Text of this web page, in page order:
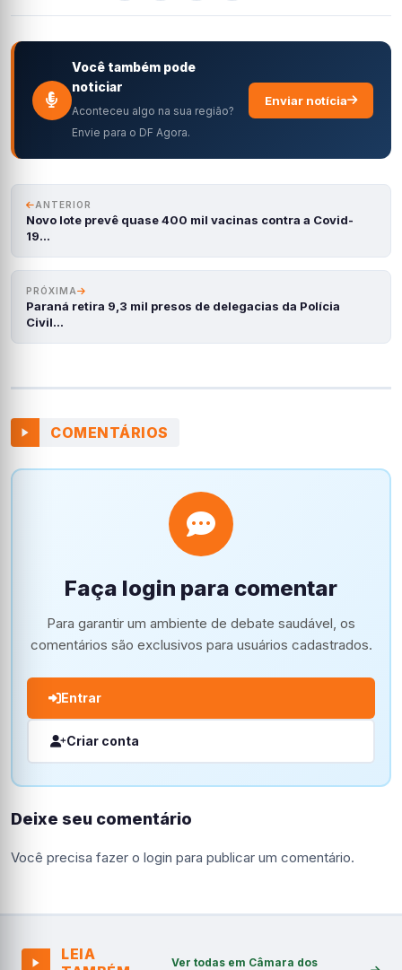
Você também pode
noticiar
Aconteceu algo na sua região?
Envie para o DF Agora.
Enviar notícia
ANTERIOR
Novo lote prevê quase 400 mil vacinas contra a Covid-
19…
PRÓXIMA
Paraná retira 9,3 mil presos de delegacias da Polícia
Civil…
COMENTÁRIOS
Faça login para comentar
Para garantir um ambiente de debate saudável, os
comentários são exclusivos para usuários cadastrados.
Entrar
Criar conta
Deixe seu comentário
Você precisa fazer o login para publicar um comentário.
LEIA
Ver todas em Câmara dos